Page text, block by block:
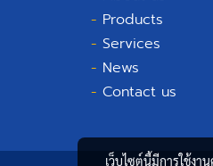
- Products
- Services
- News
- Contact us
เว็บไซต์นี้มีการใช้งา